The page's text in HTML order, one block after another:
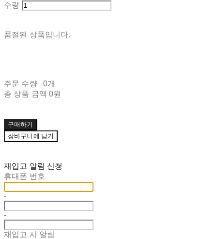
수량
품절된 상품입니다.
주문 수량
0개
총 상품 금액 0원
구매하기
장바구니에 담기
재입고 알림 신청
휴대폰 번호
-
-
재입고 시 알림